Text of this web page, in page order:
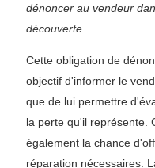
dénoncer au vendeur
découverte.
Cette obligation de
objectif d'informer le
que de lui permettre
la perte qu'il représente.
également la chance
réparation nécessaires.